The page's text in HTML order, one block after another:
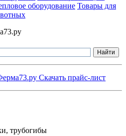
оборудование Товары для
Скачать прайс-лист
трубогибы